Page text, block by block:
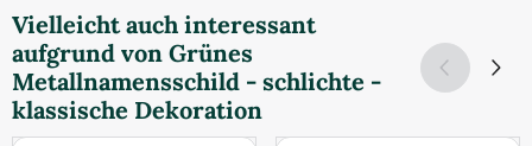
Vielleicht auch interessant
aufgrund von Grünes
Metallnamensschild - schlichte -
klassische Dekoration